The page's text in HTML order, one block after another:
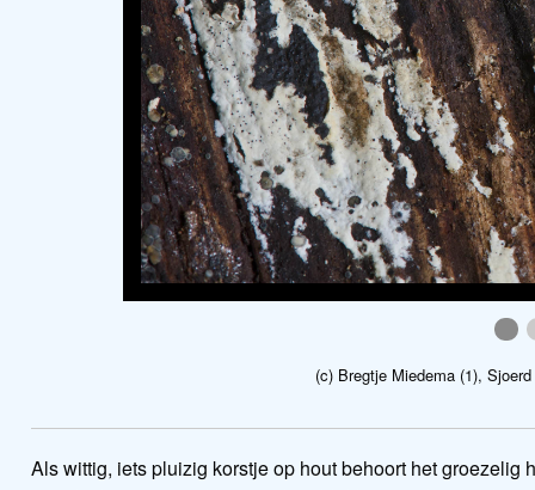
(c) Bregtje Miedema (1),
Als wittig, iets pluizig korstje op hout behoort het